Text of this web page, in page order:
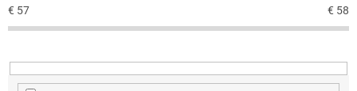
o
d
k
t
€ 57 € 58